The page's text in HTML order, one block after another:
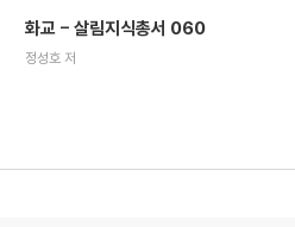
화교 - 살림지식총서 060
정성호 저